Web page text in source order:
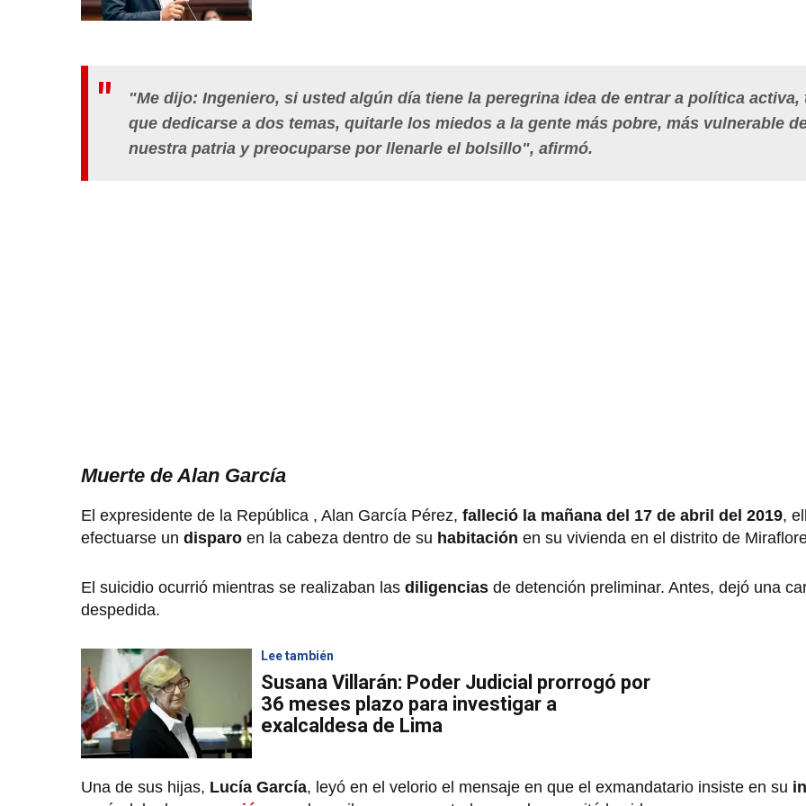
"Me dijo: Ingeniero, si usted algún día tiene la peregrina idea de entrar a política activa,
que dedicarse a dos temas, quitarle los miedos a la gente más pobre, más vulnerable
nuestra patria y preocuparse por llenarle el bolsillo", afirmó.
Muerte de Alan García
El expresidente de la República , Alan García Pérez, falleció la mañana del 17 de abril del 2019,
efectuarse un disparo en la cabeza dentro de su habitación en su vivienda en el distrito de
El suicidio ocurrió mientras se realizaban las diligencias de detención preliminar. Antes, dejó una
despedida.
Lee también
Susana Villarán: Poder Judicial prorrogó por
36 meses plazo para investigar a
exalcaldesa de Lima
Una de sus hijas, Lucía García, leyó en el velorio el mensaje en que el exmandatario insiste en su